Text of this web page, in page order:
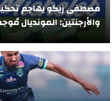
مصطفى زيكو يهاجم
والأرجنتين: المونديال